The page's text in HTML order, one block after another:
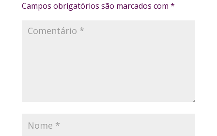
Campos obrigatórios são marcados com *